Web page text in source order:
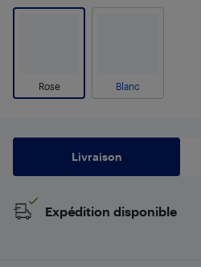
Rose Blanc
Livraison
Expédition disponible